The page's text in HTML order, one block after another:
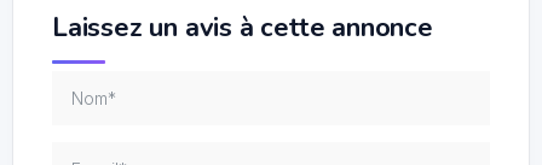
Laissez un avis à cette annonce